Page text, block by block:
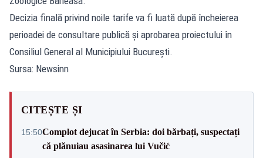
Decizia finală privind noile tarife va fi luată după încheierea
perioadei de consultare publică și aprobarea proiectului în
Consiliul General al Municipiului București.
Sursa: Newsinn
CITEȘTE ȘI
15:50Complot dejucat în Serbia: doi bărbați, suspectați
că plănuiau asasinarea lui Vučić